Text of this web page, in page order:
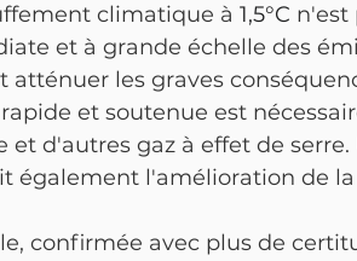
climatique à 1,5°C n'est
et à grande échelle des
atténuer les graves
et soutenue est
et d'autres gaz à effet de
également l'amélioration de
confirmée avec plus de